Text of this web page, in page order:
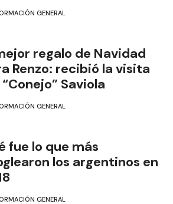
GENERAL
regalo de Navidad
Renzo: recibió la visita
Saviola
GENERAL
fue lo que más
los argentinos en
GENERAL